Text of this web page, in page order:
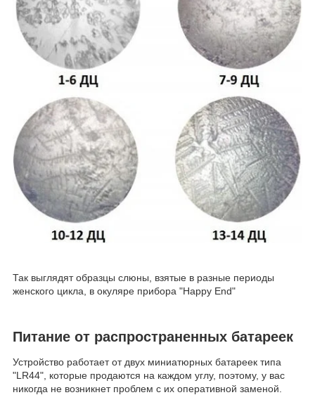
Так выглядят образцы слюны, взятые в разные периоды
женского цикла, в окуляре прибора "Happy End"
Питание от распространенных батареек
Устройство работает от двух миниатюрных батареек типа
"LR44", которые продаются на каждом углу, поэтому, у вас
никогда не возникнет проблем с их оперативной заменой.